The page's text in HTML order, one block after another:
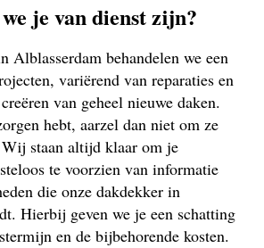
je van dienst zijn?
Alblasserdam behandelen we een
variërend van reparaties en
van geheel nieuwe daken.
hebt, aarzel dan niet om ze
staan altijd klaar om je
te voorzien van informatie
die onze dakdekker in
Hierbij geven we je een schatting
en de bijbehorende kosten.